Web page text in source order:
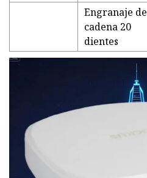
Engranaje de
cadena 20
dientes